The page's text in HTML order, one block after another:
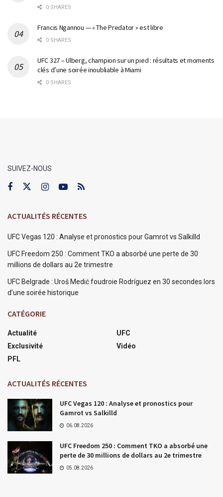
0 SHARES
Francis Ngannou — « The Predator » est libre
0 SHARES
UFC 327 – Ulberg, champion sur un pied : résultats et moments
clés d’une soirée inoubliable à Miami
0 SHARES
SUIVEZ-NOUS
ACTUALITÉS RÉCENTES
UFC Vegas 120 : Analyse et pronostics pour Gamrot vs Salkilld
UFC Freedom 250 : Comment TKO a absorbé une perte de 30
millions de dollars au 2e trimestre
UFC Belgrade : Uroš Medić foudroie Rodríguez en 30 secondes lors
d’une soirée historique
CATÉGORIE
Actualité
Exclusivité
PFL
UFC
Vidéo
ACTUALITÉS RÉCENTES
UFC Vegas 120 : Analyse et pronostics pour
Gamrot vs Salkilld
06.08.2026
UFC Freedom 250 : Comment TKO a absorbé une
perte de 30 millions de dollars au 2e trimestre
05.08.2026